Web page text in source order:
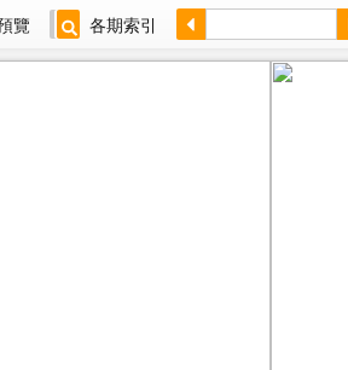
覽 各期索引